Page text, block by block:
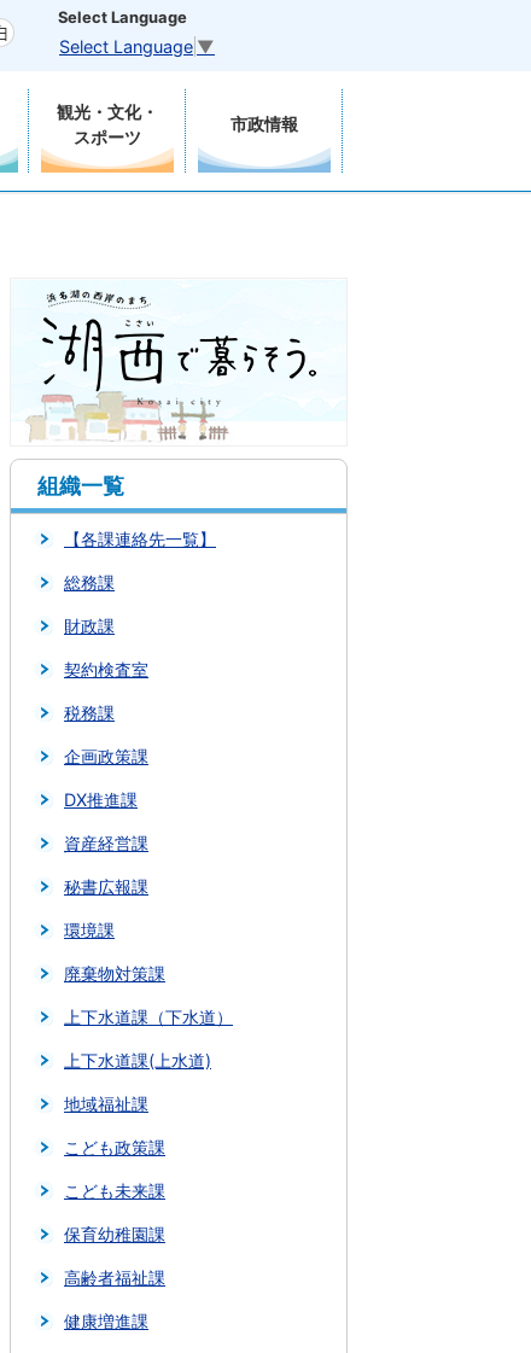
Select Language
Select Language ▼
観光・文化・
スポーツ
市政情報
組織一覧
【各課連絡先一覧】
総務課
財政課
契約検査室
税務課
企画政策課
DX推進課
資産経営課
秘書広報課
環境課
廃棄物対策課
上下水道課（下水道）
上下水道課(上水道)
地域福祉課
こども政策課
こども未来課
保育幼稚園課
高齢者福祉課
健康増進課